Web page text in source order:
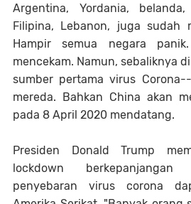
Argentina, Yordania, belanda,
Filipina, Lebanon, juga sudah
Hampir semua negara
mencekam. Namun, sebaliknya
sumber pertama virus
mereda. Bahkan China akan
pada 8 April 2020 mendatang.
Presiden Donald Trump
lockdown
penyebaran virus corona